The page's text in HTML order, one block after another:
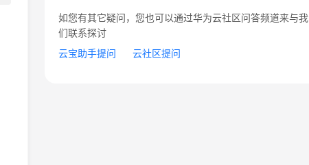
如您有其它疑问，您也可以通过华为云社区问答频道来与我
们联系探讨
云宝助手提问
云社区提问